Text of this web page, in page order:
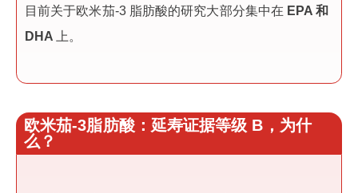
目前关于欧米茄-3 脂肪酸的研究大部分集中在 EPA 和
DHA
上。
欧米茄-3脂肪酸：延寿证据等级 B，为什
么？